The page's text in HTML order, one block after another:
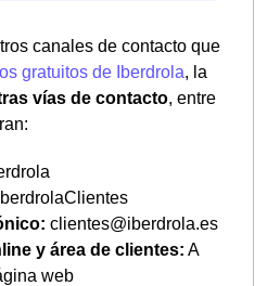
canales de contacto que
gratuitos de Iberdrola, la
vías de contacto, entre
clientes@iberdrola.es
y área de clientes: A
web